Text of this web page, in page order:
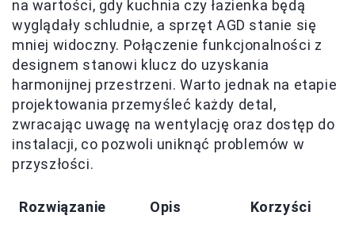
na wartości, gdy kuchnia czy łazienka będą
wyglądały schludnie, a sprzęt AGD stanie się
mniej widoczny. Połączenie funkcjonalności z
designem stanowi klucz do uzyskania
harmonijnej przestrzeni. Warto jednak na etapie
projektowania przemyśleć każdy detal,
zwracając uwagę na wentylację oraz dostęp do
instalacji, co pozwoli uniknąć problemów w
przyszłości.
Rozwiązanie Opis Korzyści